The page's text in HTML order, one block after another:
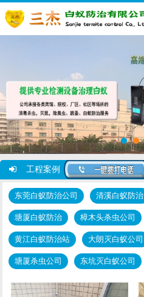
工程案例
东莞白蚁防治公司 清溪白蚁防治
塘厦白蚁防治 樟木头杀虫公司
黄江白蚁防治站 大朗灭白蚁公司
塘厦杀虫公司 东坑灭白蚁公司